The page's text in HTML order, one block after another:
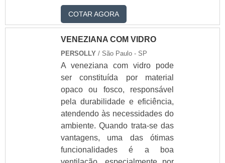
COTAR AGORA
VENEZIANA COM VIDRO
PERSOLLY / São Paulo - SP
A veneziana com vidro pode
ser constituída por material
opaco ou fosco, responsável
pela durabilidade e eficiência,
atendendo às necessidades do
ambiente. Quando trata-se das
vantagens, uma das ótimas
funcionalidades é a boa